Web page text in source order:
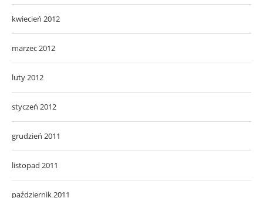
kwiecień 2012
marzec 2012
luty 2012
styczeń 2012
grudzień 2011
listopad 2011
październik 2011